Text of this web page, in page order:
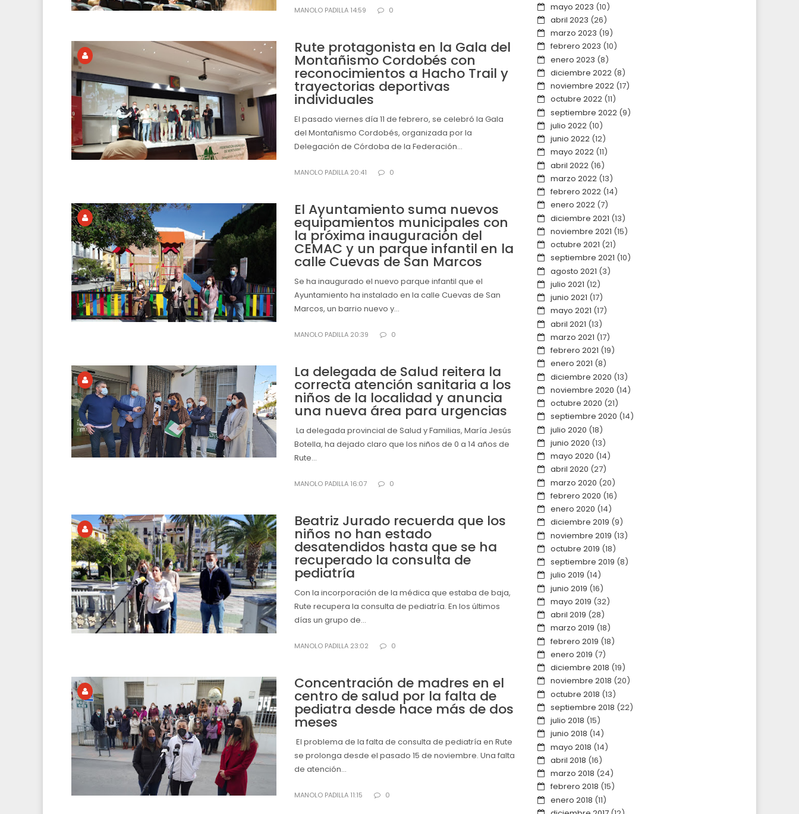
MANOLO PADILLA 14:59 0
Rute protagonista en la Gala del
Montañismo Cordobés con
reconocimientos a Hacho Trail y
trayectorias deportivas
individuales
El pasado viernes día 11 de febrero, se celebró la Gala
del Montañismo Cordobés, organizada por la
Delegación de Córdoba de la Federación...
MANOLO PADILLA 20:41 0
El Ayuntamiento suma nuevos
equipamientos municipales con
la próxima inauguración del
CEMAC y un parque infantil en la
calle Cuevas de San Marcos
Se ha inaugurado el nuevo parque infantil que el
Ayuntamiento ha instalado en la calle Cuevas de San
Marcos, un barrio nuevo y...
MANOLO PADILLA 20:39 0
La delegada de Salud reitera la
correcta atención sanitaria a los
niños de la localidad y anuncia
una nueva área para urgencias
La delegada provincial de Salud y Familias, María Jesús
Botella, ha dejado claro que los niños de 0 a 14 años de
Rute...
MANOLO PADILLA 16:07 0
Beatriz Jurado recuerda que los
niños no han estado
desatendidos hasta que se ha
recuperado la consulta de
pediatría
Con la incorporación de la médica que estaba de baja,
Rute recupera la consulta de pediatría. En los últimos
días un grupo de...
MANOLO PADILLA 23:02 0
Concentración de madres en el
centro de salud por la falta de
pediatra desde hace más de dos
meses
El problema de la falta de consulta de pediatría en Rute
se prolonga desde el pasado 15 de noviembre. Una falta
de atención...
MANOLO PADILLA 11:15 0
mayo 2023 (10)
abril 2023 (26)
marzo 2023 (19)
febrero 2023 (10)
enero 2023 (8)
diciembre 2022(8)
noviembre 2022(17)
octubre 2022(11)
septiembre 2022(9)
julio 2022(10)
junio 2022(12)
mayo 2022(11)
abril 2022(16)
marzo 2022(13)
febrero 2022(14)
enero 2022(7)
diciembre 2021 (13)
noviembre 2021 (15)
octubre 2021 (21)
septiembre 2021 (10)
agosto 2021 (3)
julio 2021 (12)
junio 2021 (17)
mayo 2021 (17)
abril 2021 (13)
marzo 2021 (17)
febrero 2021 (19)
enero 2021 (8)
diciembre 2020 (13)
noviembre 2020 (14)
octubre 2020 (21)
septiembre 2020 (14)
julio 2020 (18)
junio 2020 (13)
mayo 2020 (14)
abril 2020 (27)
marzo 2020 (20)
febrero 2020 (16)
enero 2020 (14)
diciembre 2019 (9)
noviembre 2019 (13)
octubre 2019 (18)
septiembre 2019 (8)
julio 2019 (14)
junio 2019 (16)
mayo 2019 (32)
abril 2019 (28)
marzo 2019 (18)
febrero 2019 (18)
enero 2019 (7)
diciembre 2018 (19)
noviembre 2018 (20)
octubre 2018 (13)
septiembre 2018 (22)
julio 2018 (15)
junio 2018 (14)
mayo 2018 (14)
abril 2018 (16)
marzo 2018 (24)
febrero 2018 (15)
enero 2018 (11)